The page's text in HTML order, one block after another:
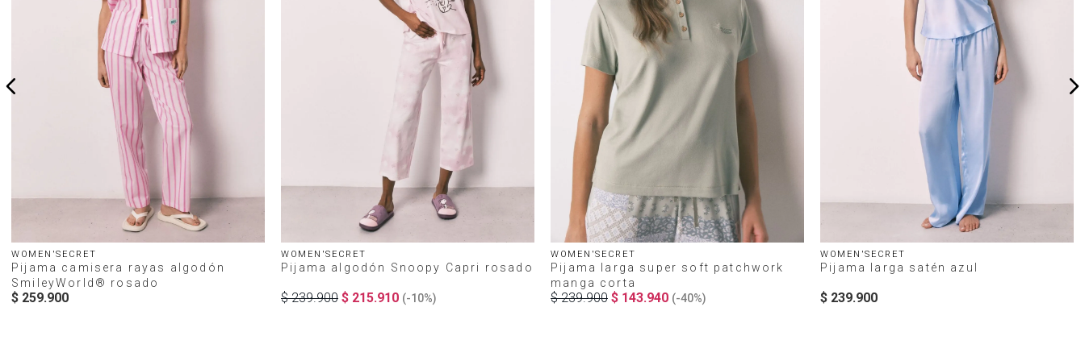
WOMEN'SECRET
Pijama camisera rayas algodón
SmileyWorld® rosado
$ 259.900
WOMEN'SECRET
Pijama algodón Snoopy Capri rosado
$ 239.900 $ 215.910 (-10%)
WOMEN'SECRET
Pijama larga super soft patchwork
manga corta
$ 239.900 $ 143.940 (-40%)
WOMEN'SECRET
Pijama larga satén azul
$ 239.900